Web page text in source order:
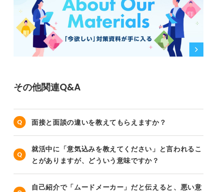
その他関連Q&A
面接と面談の違いを教えてもらえますか？
就活中に「意気込みを教えてください」と言われるこ
とがありますが、どういう意味ですか？
自己紹介で「ムードメーカー」だと伝えると、悪い意